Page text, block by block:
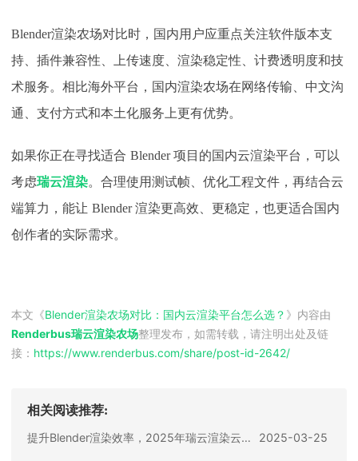
Blender渲染农场对比时，国内用户应重点关注软件版本支
持、插件兼容性、上传速度、渲染稳定性、计费透明度和技
术服务。相比海外平台，国内渲染农场在网络传输、中文沟
通、支付方式和本土化服务上更有优势。
如果你正在寻找适合 Blender 项目的国内云渲染平台，可以
考虑瑞云渲染。合理使用测试帧、优化工程文件，再结合云
端算力，能让 Blender 渲染更高效、更稳定，也更适合国内
创作者的实际需求。
本文《Blender渲染农场对比：国内云渲染平台怎么选？ 》内容由
Renderbus瑞云渲染农场整理发布，如需转载，请注明出处及链
接： https://www.renderbus.com/share/post-id-2642/
相关阅读推荐:
提升Blender渲染效率，2025年瑞云渲染云渲染支持的渲染器最新盘点
2025-03-25